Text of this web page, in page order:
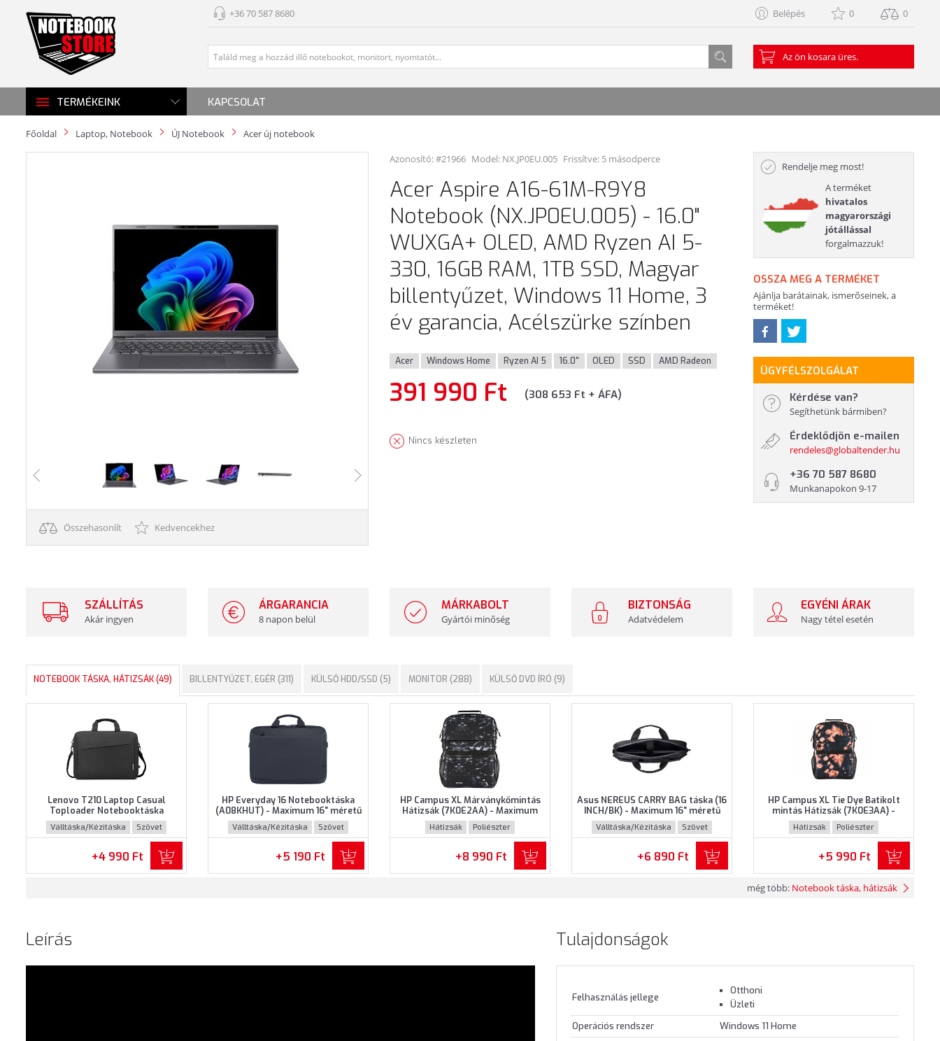
+36 70 587 8680 Belépés 0 0
Az ön kosara üres.
TERMÉKEINK KAPCSOLAT
Főoldal Laptop, Notebook ÚJ Notebook Acer új notebook
Összehasonlít Kedvencekhez
Azonosító: #21966 Model: NX.JP0EU.005 Frissítve: 5 másodperce
Acer Aspire A16-61M-R9Y8
Notebook (NX.JP0EU.005) - 16.0"
WUXGA+ OLED, AMD Ryzen AI 5-
330, 16GB RAM, 1TB SSD, Magyar
billentyűzet, Windows 11 Home, 3
év garancia, Acélszürke színben
Acer Windows Home Ryzen AI 5 16.0" OLED SSD AMD Radeon
391 990 Ft (308 653 Ft + ÁFA)
Nincs készleten
Rendelje meg most!
A terméket
hivatalos
magyarországi
jótállással
forgalmazzuk!
OSSZA MEG A TERMÉKET
Ajánlja barátainak, ismerőseinek, a
terméket!
ÜGYFÉLSZOLGÁLAT
Kérdése van?
Segíthetünk bármiben?
Érdeklődjön e-mailen
rendeles@globaltender.hu
+36 70 587 8680
Munkanapokon 9-17
SZÁLLÍTÁS
Akár ingyen
ÁRGARANCIA
8 napon belül
MÁRKABOLT
Gyártói minőség
BIZTONSÁG
Adatvédelem
EGYÉNI ÁRAK
Nagy tétel esetén
NOTEBOOK TÁSKA, HÁTIZSÁK (49) BILLENTYŰZET, EGÉR (311) KÜLSŐ HDD/SSD (5) MONITOR (288) KÜLSŐ DVD ÍRÓ (9)
Lenovo T210 Laptop Casual
Toploader Notebooktáska
(GX41L83769) - Maximum 15.6"
méretű notebookokhoz - Fekete
színben
Válltáska/Kézitáska Szövet
+4 990 Ft
HP Everyday 16 Notebooktáska
(A08KHUT) - Maximum 16" méretű
notebookokhoz - Szürke színben
Válltáska/Kézitáska Szövet
+5 190 Ft
HP Campus XL Márványkőmintás
Hátizsák (7K0E2AA) - Maximum
16.1" méretű notebookokhoz,
Márványkőmintás színben
Hátizsák Poliészter
+8 990 Ft
Asus NEREUS CARRY BAG táska (16
INCH/BK) - Maximum 16" méretű
notebookokhoz, Fekete színben
Válltáska/Kézitáska Szövet
+6 890 Ft
HP Campus XL Tie Dye Batikolt
mintás Hátizsák (7K0E3AA) -
Maximum 16.1" méretű
notebookokhoz - Tie Dye Batikolt
mintás színben
Hátizsák Poliészter
+5 990 Ft
még több: Notebook táska, hátizsák
Leírás Tulajdonságok
Felhasználás jellege
Otthoni
Üzleti
Operációs rendszer
Windows 11 Home